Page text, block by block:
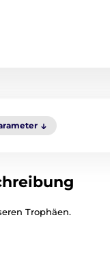
Trophäen.